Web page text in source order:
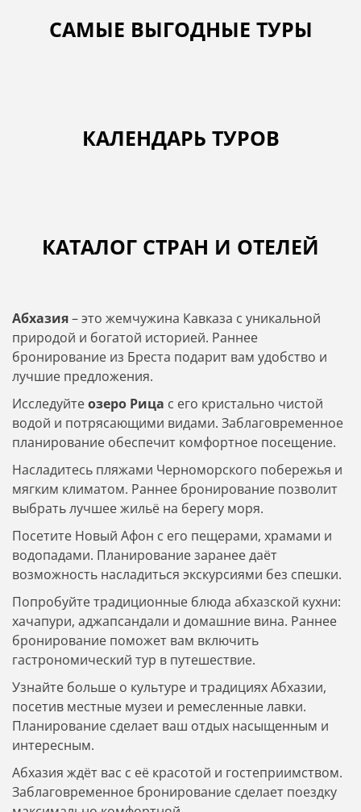
САМЫЕ ВЫГОДНЫЕ ТУРЫ
КАЛЕНДАРЬ ТУРОВ
КАТАЛОГ СТРАН И ОТЕЛЕЙ
Абхазия– это жемчужина Кавказа с уникальной
природой и богатой историей. Раннее
бронирование из Бреста подарит вам удобство и
лучшие предложения.
Исследуйтеозеро Рица с его кристально чистой
водой и потрясающими видами. Заблаговременное
планирование обеспечит комфортное посещение.
Насладитесь пляжами Черноморского побережья и
мягким климатом. Раннее бронирование позволит
выбрать лучшее жильё на берегу моря.
Посетите Новый Афон с его пещерами, храмами и
водопадами. Планирование заранее даёт
возможность насладиться экскурсиями без спешки.
Попробуйте традиционные блюда абхазской кухни:
хачапури, аджапсандали и домашние вина. Раннее
бронирование поможет вам включить
гастрономический тур в путешествие.
Узнайте больше о культуре и традициях Абхазии,
посетив местные музеи и ремесленные лавки.
Планирование сделает ваш отдых насыщенным и
интересным.
Абхазия ждёт вас с её красотой и гостеприимством.
Заблаговременное бронирование сделает поездку